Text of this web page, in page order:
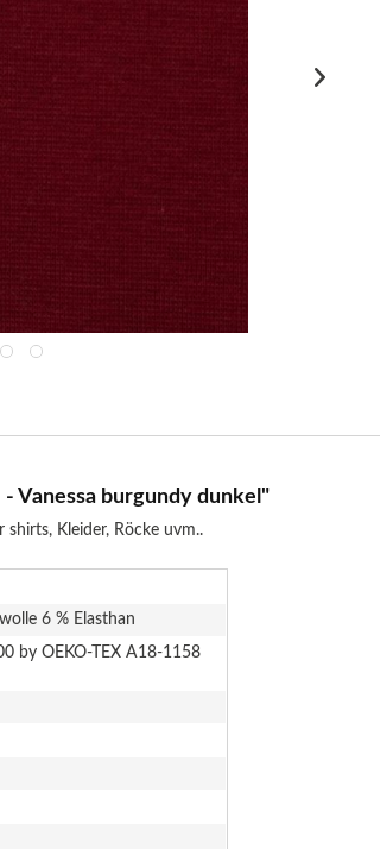
Vanessa burgundy dunkel"
Kleider, Röcke uvm..
6 % Elasthan
by OEKO-TEX A18-1158